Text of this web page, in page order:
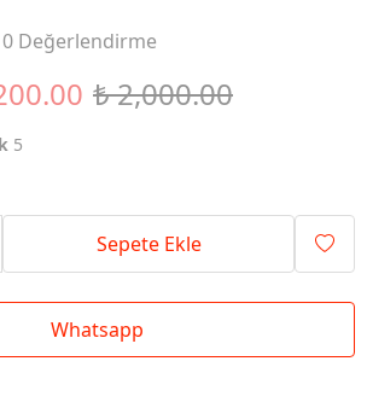
0 Değerlendirme
₺ 2,000.00
5
Sepete Ekle
Whatsapp